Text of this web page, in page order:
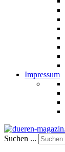
Impressum
Suchen ...